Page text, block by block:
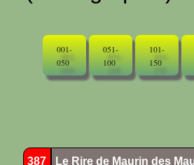
001-
050
051-
100
101-
150
387 Le Rire de Maurin des